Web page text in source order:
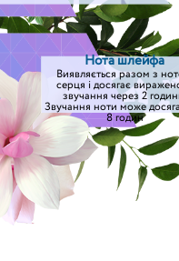
Нота шлейфа
Виявляється разом з
серця і досягає
звучання через 2
Звучання ноти може
8 годин